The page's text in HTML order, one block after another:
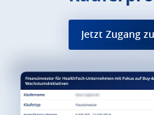
Jetzt Zugang